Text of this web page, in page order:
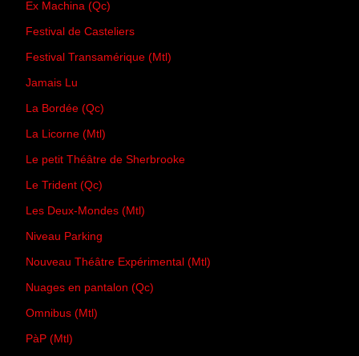
Ex Machina (Qc)
Festival de Casteliers
Festival Transamérique (Mtl)
Jamais Lu
La Bordée (Qc)
La Licorne (Mtl)
Le petit Théâtre de Sherbrooke
Le Trident (Qc)
Les Deux-Mondes (Mtl)
Niveau Parking
Nouveau Théâtre Expérimental (Mtl)
Nuages en pantalon (Qc)
Omnibus (Mtl)
PàP (Mtl)